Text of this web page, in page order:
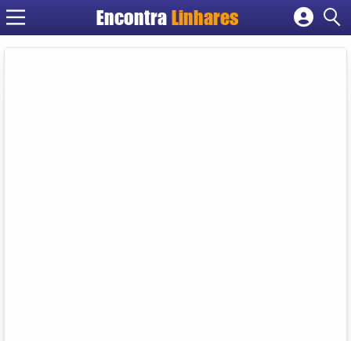
EncontraLinhares
Cadastrar empresa